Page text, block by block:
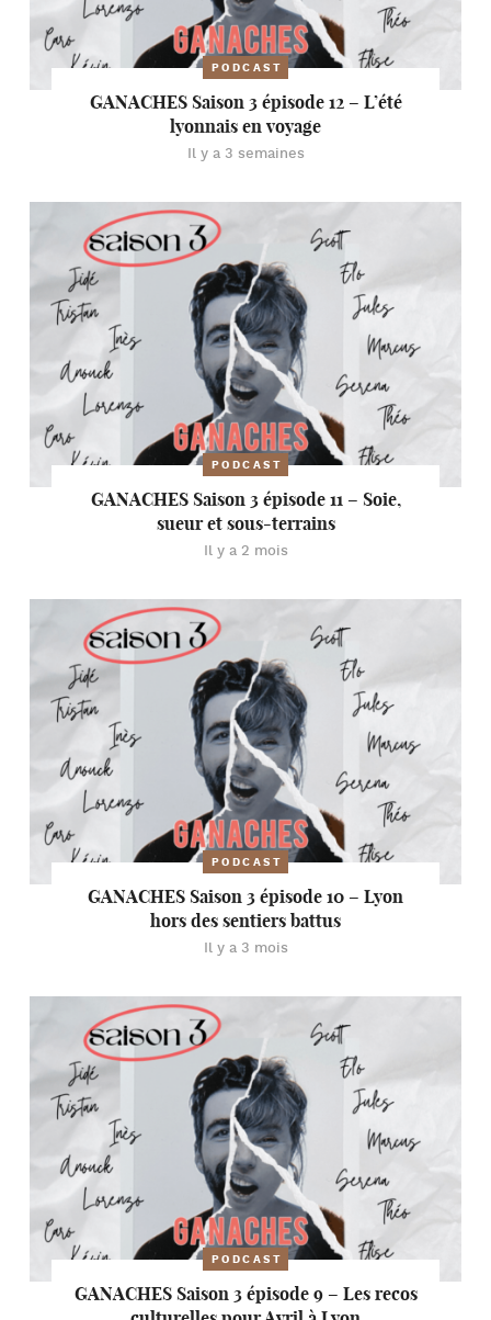
PODCAST
GANACHES Saison 3 épisode 12 – L’été
lyonnais en voyage
Il y a 3 semaines
PODCAST
GANACHES Saison 3 épisode 11 – Soie,
sueur et sous-terrains
Il y a 2 mois
PODCAST
GANACHES Saison 3 épisode 10 – Lyon
hors des sentiers battus
Il y a 3 mois
PODCAST
GANACHES Saison 3 épisode 9 – Les recos